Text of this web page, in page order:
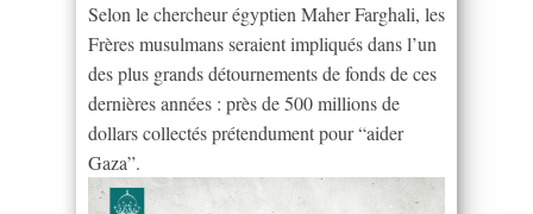
Selon le chercheur égyptien Maher Farghali, les
Frères musulmans seraient impliqués dans l’un
des plus grands détournements de fonds de ces
dernières années : près de 500 millions de
dollars collectés prétendument pour “aider
Gaza”.